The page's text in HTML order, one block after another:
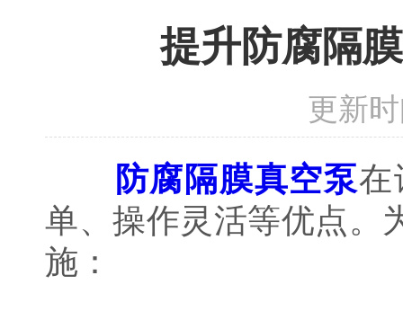
提升防腐隔
更新
防腐隔膜真空泵在
单、操作灵活等优点。
施：